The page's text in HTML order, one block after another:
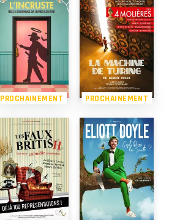
PROCHAINEMENT PROCHAINEMENT